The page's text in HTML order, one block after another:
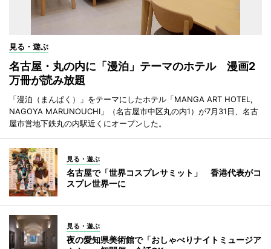
見る・遊ぶ
名古屋・丸の内に「漫泊」テーマのホテル 漫画2
万冊が読み放題
「漫泊（まんぱく）」をテーマにしたホテル「MANGA ART HOTEL,
NAGOYA MARUNOUCHI」（名古屋市中区丸の内1）が7月31日、名古
屋市営地下鉄丸の内駅近くにオープンした。
見る・遊ぶ
名古屋で「世界コスプレサミット」 香港代表がコ
スプレ世界一に
見る・遊ぶ
夜の愛知県美術館で「おしゃべりナイトミュージア